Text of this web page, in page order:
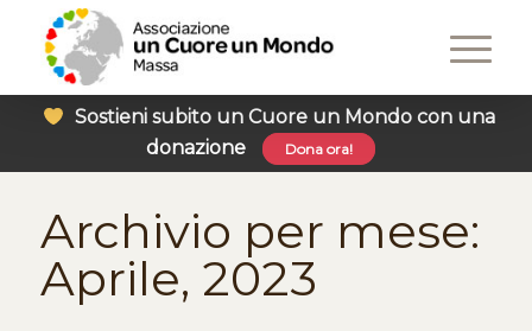
Sostieni subito un Cuore un Mondo con una
donazione
Dona ora!
Archivio per mese:
Aprile, 2023